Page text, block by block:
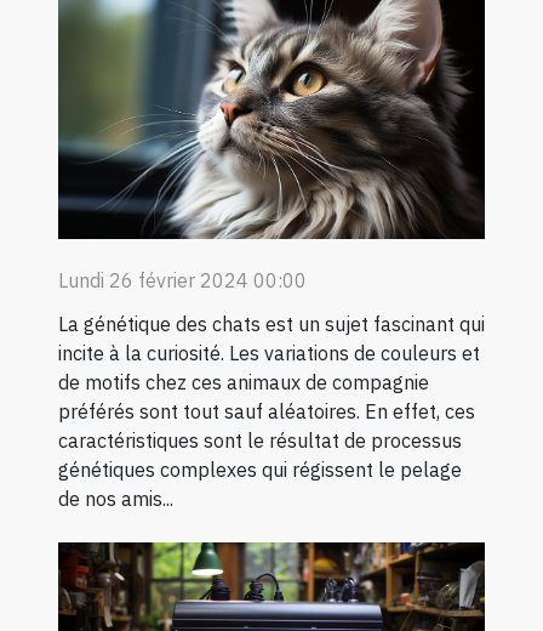
Lundi 26 février 2024 00:00
La génétique des chats est un sujet fascinant qui
incite à la curiosité. Les variations de couleurs et
de motifs chez ces animaux de compagnie
préférés sont tout sauf aléatoires. En effet, ces
caractéristiques sont le résultat de processus
génétiques complexes qui régissent le pelage
de nos amis...